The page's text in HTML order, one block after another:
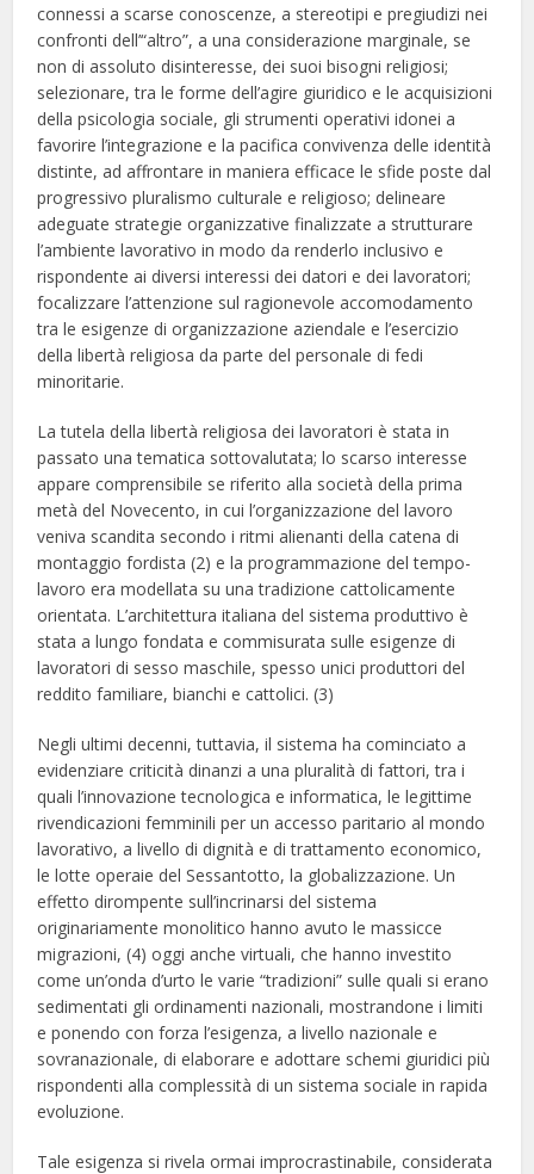
connessi a scarse conoscenze, a stereotipi e pregiudizi nei
confronti dell’“altro”, a una considerazione marginale, se
non di assoluto disinteresse, dei suoi bisogni religiosi;
selezionare, tra le forme dell’agire giuridico e le acquisizioni
della psicologia sociale, gli strumenti operativi idonei a
favorire l’integrazione e la pacifica convivenza delle identità
distinte, ad affrontare in maniera efficace le sfide poste dal
progressivo pluralismo culturale e religioso; delineare
adeguate strategie organizzative finalizzate a strutturare
l’ambiente lavorativo in modo da renderlo inclusivo e
rispondente ai diversi interessi dei datori e dei lavoratori;
focalizzare l’attenzione sul ragionevole accomodamento
tra le esigenze di organizzazione aziendale e l’esercizio
della libertà religiosa da parte del personale di fedi
minoritarie.
La tutela della libertà religiosa dei lavoratori è stata in
passato una tematica sottovalutata; lo scarso interesse
appare comprensibile se riferito alla società della prima
metà del Novecento, in cui l’organizzazione del lavoro
veniva scandita secondo i ritmi alienanti della catena di
montaggio fordista (2) e la programmazione del tempo-
lavoro era modellata su una tradizione cattolicamente
orientata. L’architettura italiana del sistema produttivo è
stata a lungo fondata e commisurata sulle esigenze di
lavoratori di sesso maschile, spesso unici produttori del
reddito familiare, bianchi e cattolici. (3)
Negli ultimi decenni, tuttavia, il sistema ha cominciato a
evidenziare criticità dinanzi a una pluralità di fattori, tra i
quali l’innovazione tecnologica e informatica, le legittime
rivendicazioni femminili per un accesso paritario al mondo
lavorativo, a livello di dignità e di trattamento economico,
le lotte operaie del Sessantotto, la globalizzazione. Un
effetto dirompente sull’incrinarsi del sistema
originariamente monolitico hanno avuto le massicce
migrazioni, (4) oggi anche virtuali, che hanno investito
come un’onda d’urto le varie “tradizioni” sulle quali si erano
sedimentati gli ordinamenti nazionali, mostrandone i limiti
e ponendo con forza l’esigenza, a livello nazionale e
sovranazionale, di elaborare e adottare schemi giuridici più
rispondenti alla complessità di un sistema sociale in rapida
evoluzione.
Tale esigenza si rivela ormai improcrastinabile, considerata